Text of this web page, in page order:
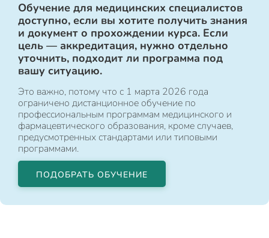
Обучение для медицинских специалистов
доступно, если вы хотите получить знания
и документ о прохождении курса. Если
цель — аккредитация, нужно отдельно
уточнить, подходит ли программа под
вашу ситуацию.
Это важно, потому что с 1 марта 2026 года
ограничено дистанционное обучение по
профессиональным программам медицинского и
фармацевтического образования, кроме случаев,
предусмотренных стандартами или типовыми
программами.
ПОДОБРАТЬ ОБУЧЕНИЕ